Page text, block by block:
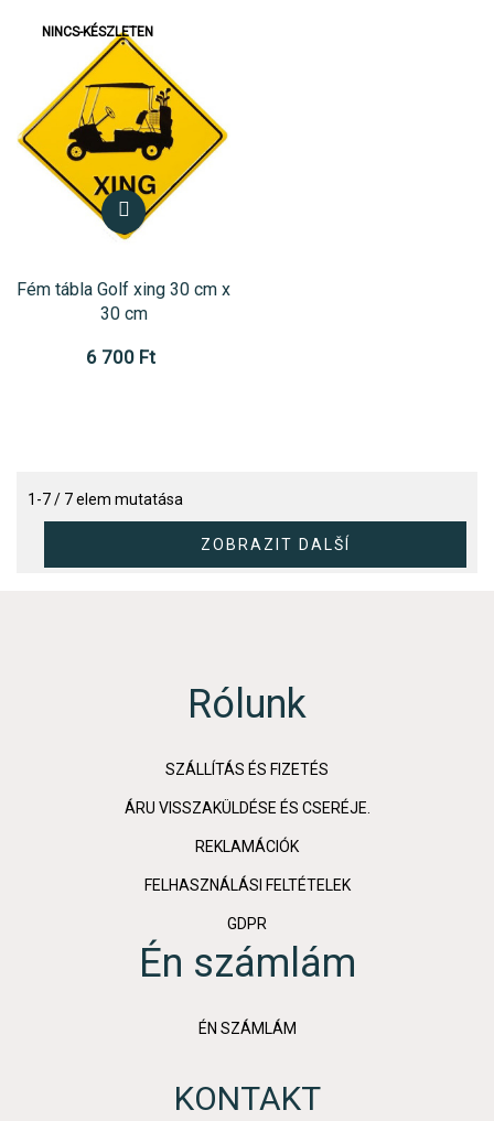
NINCS-KÉSZLETEN
Fém tábla Golf xing 30 cm x
30 cm
6 700 Ft
1-7 / 7 elem mutatása
Rólunk
SZÁLLÍTÁS ÉS FIZETÉS
ÁRU VISSZAKÜLDÉSE ÉS CSERÉJE.
REKLAMÁCIÓK
FELHASZNÁLÁSI FELTÉTELEK
GDPR
Én számlám
ÉN SZÁMLÁM
KONTAKT